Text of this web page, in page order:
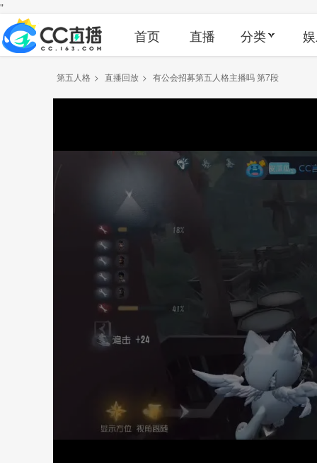
"
首页 直播 分类
第五人格 > 直播回放 > 有公会招募第五人格主播吗 第7段